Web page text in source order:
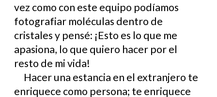
vez como con este equipo podíamos
fotografiar moléculas dentro de
cristales y pensé: ¡Esto es lo que me
apasiona, lo que quiero hacer por el
resto de mi vida!
Hacer una estancia en el extranjero te
enriquece como persona; te enriquece